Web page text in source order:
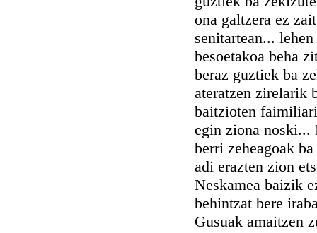
ona galtzera ez
senitartean...
besoetakoa beha
beraz guztiek ba
ateratzen zirelarik
baitzioten
egin ziona noski...
berri zeheagoak
adi erazten zion
Neskamea baizik
behintzat bere
Gusuak amaitzen